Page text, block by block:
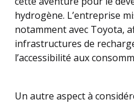
hydrogène. L’entreprise
notamment avec Toyota,
infrastructures de
l’accessibilité aux
Un autre aspect à